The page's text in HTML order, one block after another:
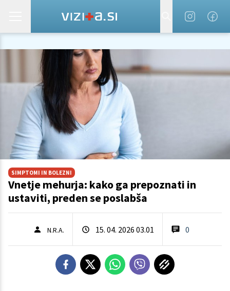
SIMPTOMI IN BOLEZNI
Vnetje mehurja: kako ga prepoznati in
ustaviti, preden se poslabša
N.R.A. 15. 04. 2026 03.01 0